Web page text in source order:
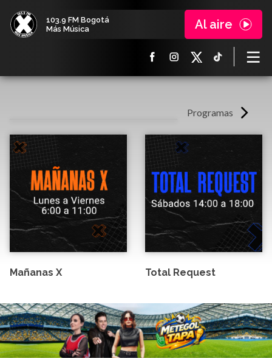
103.9 FM Bogotá
Más Música
Al aire
Programas
Mañanas X Total Request